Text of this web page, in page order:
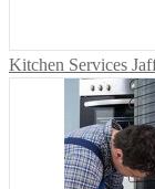
Kitchen Services